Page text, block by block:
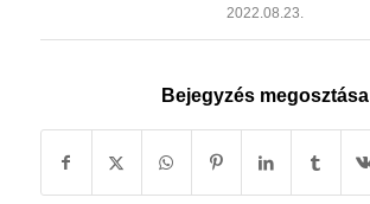
2022.08.23.
Bejegyzés megosztása